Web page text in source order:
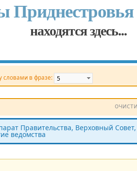
Приднестровья
находятся здесь...
словами в фразе:
Правительства, Верховный
ведомства